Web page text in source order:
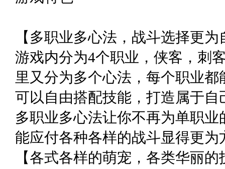
【多职业多心法，战斗选择更为
游戏内分为4个职业，侠客，刺
里又分为多个心法，每个职业
可以自由搭配技能，打造属于自
多职业多心法让你不再为单职
能应付各种各样的战斗显得更为
【各式各样的萌宠，各类华丽的